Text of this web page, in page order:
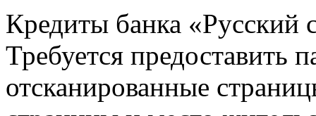
Кредиты банка «Русский
Требуется предоставить
отсканированные